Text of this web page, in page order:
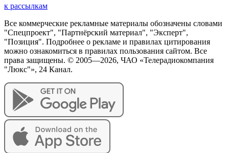
к рассылкам
Все коммерческие рекламные материалы обозначены словами
"Спецпроект", "Партнёрский материал", "Эксперт",
"Позиция". Подробнее о рекламе и правилах цитирования
можно ознакомиться в правилах пользования сайтом. Все
права защищены. © 2005—2026, ЧАО «Телерадиокомпания
"Люкс"», 24 Канал.